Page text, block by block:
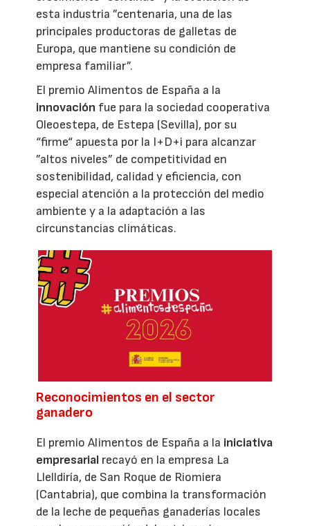
esta industria ”centenaria, una de las
principales productoras de galletas de
Europa, que mantiene su condición de
empresa familiar”.
El premio Alimentos de España a la
innovación fue para la sociedad cooperativa
Oleoestepa, de Estepa (Sevilla), por su
“firme“ apuesta por la I+D+i para alcanzar
”altos niveles” de competitividad en
sostenibilidad, calidad y eficiencia, con
especial atención a la protección del medio
ambiente y a la adaptación a las
circunstancias climáticas.
Reconocimientos en el sector
ganadero
El premio Alimentos de España a la iniciativa
empresarial recayó en la empresa La
Llelldiría, de San Roque de Riomiera
(Cantabria), que combina la transformación
de la leche de pequeñas ganaderías locales